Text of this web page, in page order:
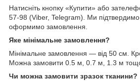
Натисніть кнопку «Купити» або
57-98 (Viber, Telegram). Ми підтвердимо
оформимо замовлення.
Яке мінімальне замовлення?
Мінімальне замовлення — від 50 см.
Можна замовити 0.5 м, 0.7 м, 1.3 м
Чи можна замовити зразок тканини?